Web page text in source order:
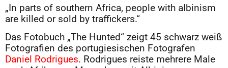
„In parts of southern Africa, people with albinism
are killed or sold by traffickers.“
Das Fotobuch „The Hunted“ zeigt 45 schwarz weiß
Fotografien des portugiesischen Fotografen
Daniel Rodrigues. Rodrigues reiste mehrere Male